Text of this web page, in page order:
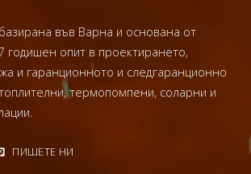
във Варна и основана от
годишен опит в проектирането,
и гаранционното и следгаранционно
термопомпени, соларни и
ПИШЕТЕ НИ